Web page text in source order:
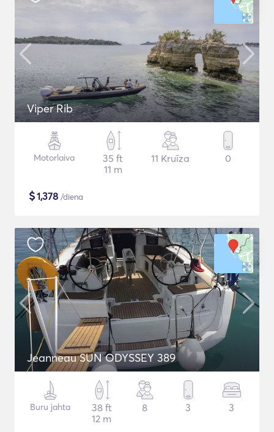
Viper Rib
Motorlaiva
35 ft
11 m
11 Kruīza 0
$1,378 /diena
Jeanneau SUN ODYSSEY 389
Buru jahta
38 ft
12 m
8 3 3